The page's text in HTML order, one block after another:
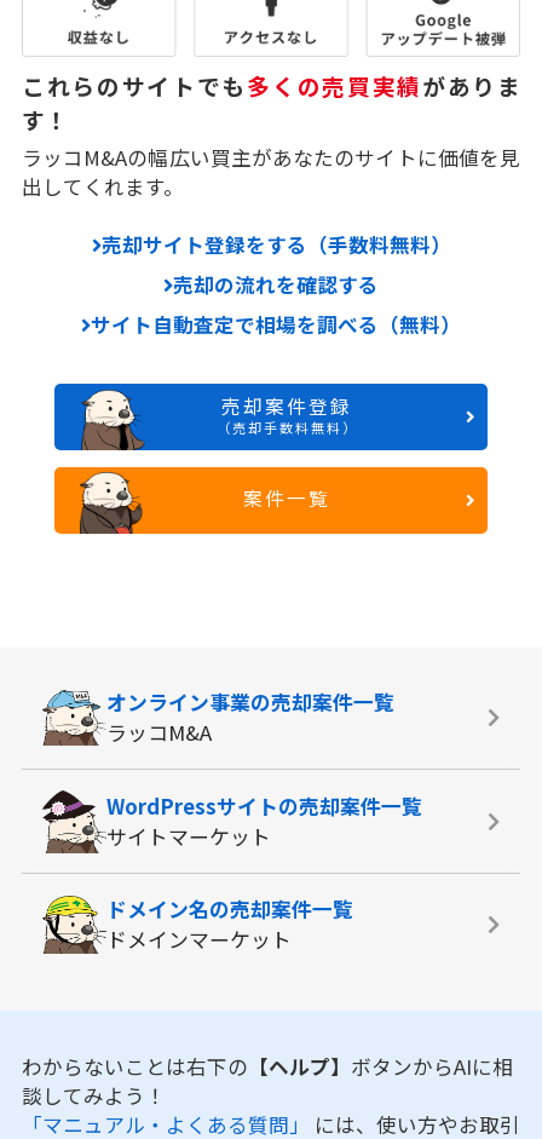
これらのサイトでも多くの売買実績がありま
す！
ラッコM&Aの幅広い買主があなたのサイトに価値を見
出してくれます。
売却サイト登録をする（手数料無料）
売却の流れを確認する
サイト自動査定で相場を調べる（無料）
売却案件登録
（売却手数料無料）
案件一覧
オンライン事業の売却案件一覧
ラッコM&A
WordPressサイトの売却案件一覧
サイトマーケット
ドメイン名の売却案件一覧
ドメインマーケット
わからないことは右下の 【ヘルプ】 ボタンからAIに相
談してみよう！
「マニュアル・よくある質問」 には、使い方やお取引